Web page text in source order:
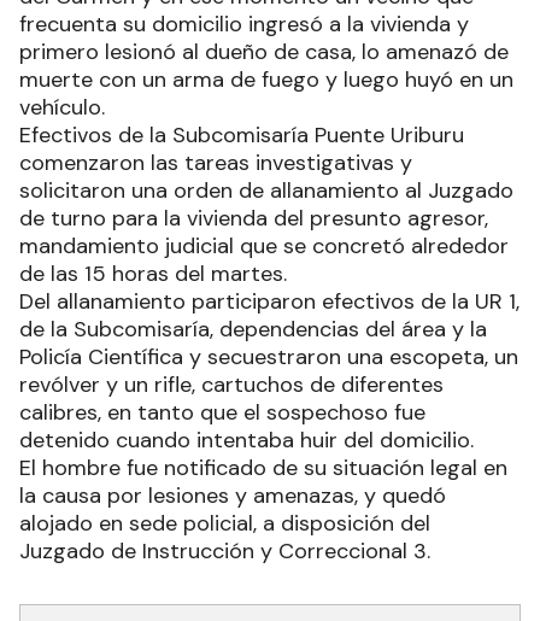
frecuenta su domicilio ingresó a la vivienda y
primero lesionó al dueño de casa, lo amenazó de
muerte con un arma de fuego y luego huyó en un
vehículo.
Efectivos de la Subcomisaría Puente Uriburu
comenzaron las tareas investigativas y
solicitaron una orden de allanamiento al Juzgado
de turno para la vivienda del presunto agresor,
mandamiento judicial que se concretó alrededor
de las 15 horas del martes.
Del allanamiento participaron efectivos de la UR 1,
de la Subcomisaría, dependencias del área y la
Policía Científica y secuestraron una escopeta, un
revólver y un rifle, cartuchos de diferentes
calibres, en tanto que el sospechoso fue
detenido cuando intentaba huir del domicilio.
El hombre fue notificado de su situación legal en
la causa por lesiones y amenazas, y quedó
alojado en sede policial, a disposición del
Juzgado de Instrucción y Correccional 3.